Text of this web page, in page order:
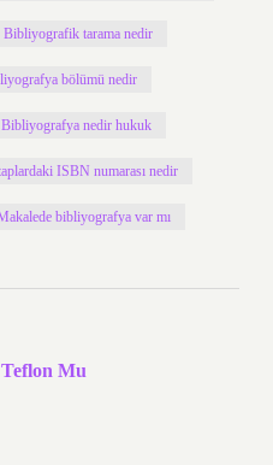
Bibliyografik tarama nedir
bölümü nedir
Bibliyografya nedir hukuk
ISBN numarası nedir
bibliyografya var mı
Mu